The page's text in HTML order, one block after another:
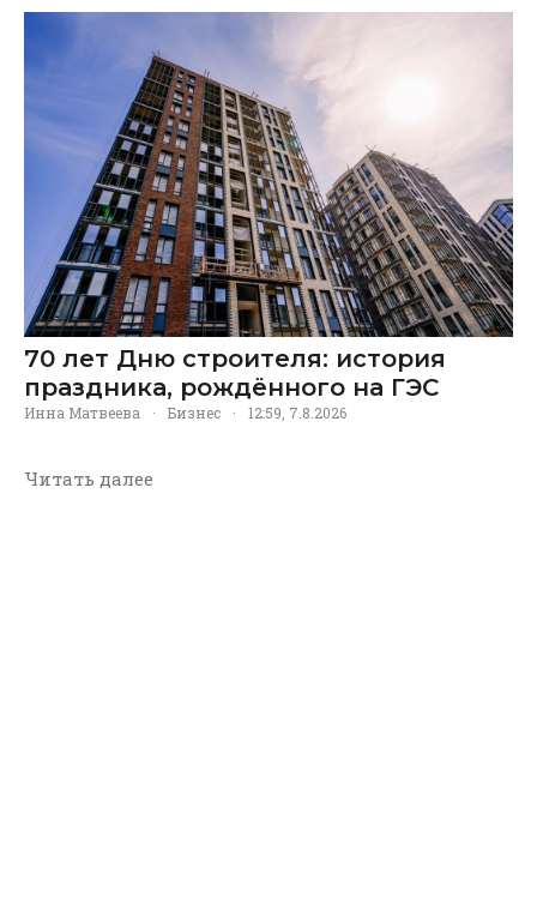
70 лет Дню строителя: история
праздника, рождённого на ГЭС
Инна Матвеева · Бизнес · 12:59, 7.8.2026
Читать далее